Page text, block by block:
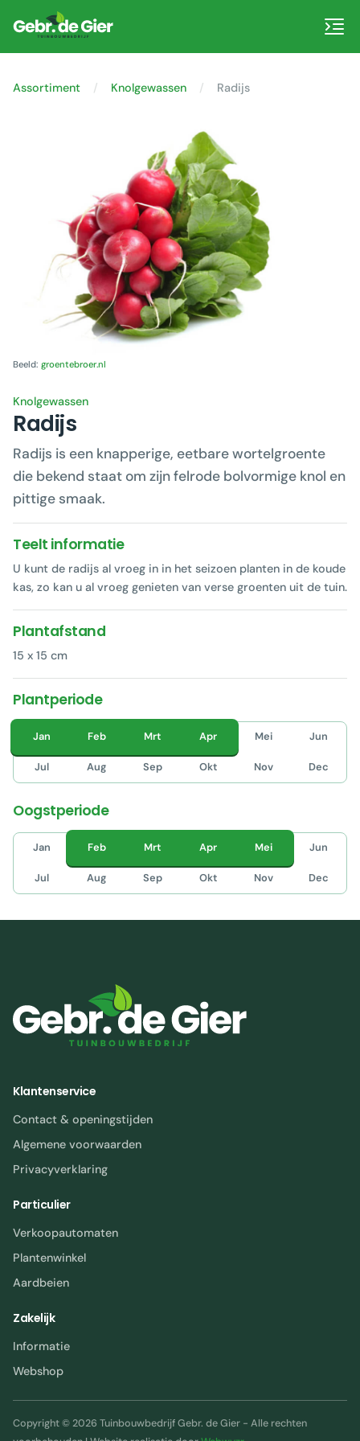
Assortiment Knolgewassen Radijs
Beeld: groentebroer.nl
Knolgewassen
Radijs
Radijs is een knapperige, eetbare wortelgroente
die bekend staat om zijn felrode bolvormige knol en
pittige smaak.
Teelt informatie
U kunt de radijs al vroeg in in het seizoen planten in de koude
kas, zo kan u al vroeg genieten van verse groenten uit de tuin.
Plantafstand
15 x 15 cm
Plantperiode
Jan Feb Mrt Apr Mei Jun
Jul Aug Sep Okt Nov Dec
Oogstperiode
Jan Feb Mrt Apr Mei Jun
Jul Aug Sep Okt Nov Dec
Klantenservice
Contact & openingstijden
Algemene voorwaarden
Privacyverklaring
Particulier
Verkoopautomaten
Plantenwinkel
Aardbeien
Zakelijk
Informatie
Webshop
Copyright © 2026 Tuinbouwbedrijf Gebr. de Gier - Alle rechten